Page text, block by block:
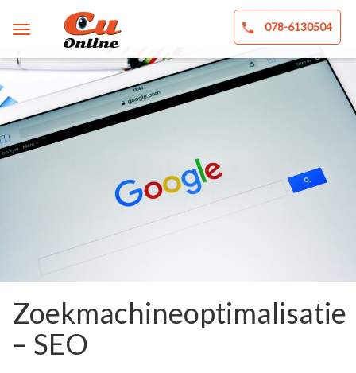
078-6130504
Zoekmachineoptimalisatie
– SEO